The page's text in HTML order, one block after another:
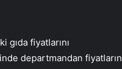
gıda fiyatlarını
departmandan fiyatların